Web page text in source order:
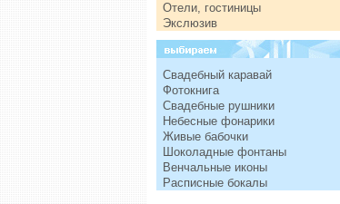
Отели, гостиницы
Экслюзив
Свадебный каравай
Фотокнига
Свадебные рушники
Небесные фонарики
Живые бабочки
Шоколадные фонтаны
Венчальные иконы
Расписные бокалы